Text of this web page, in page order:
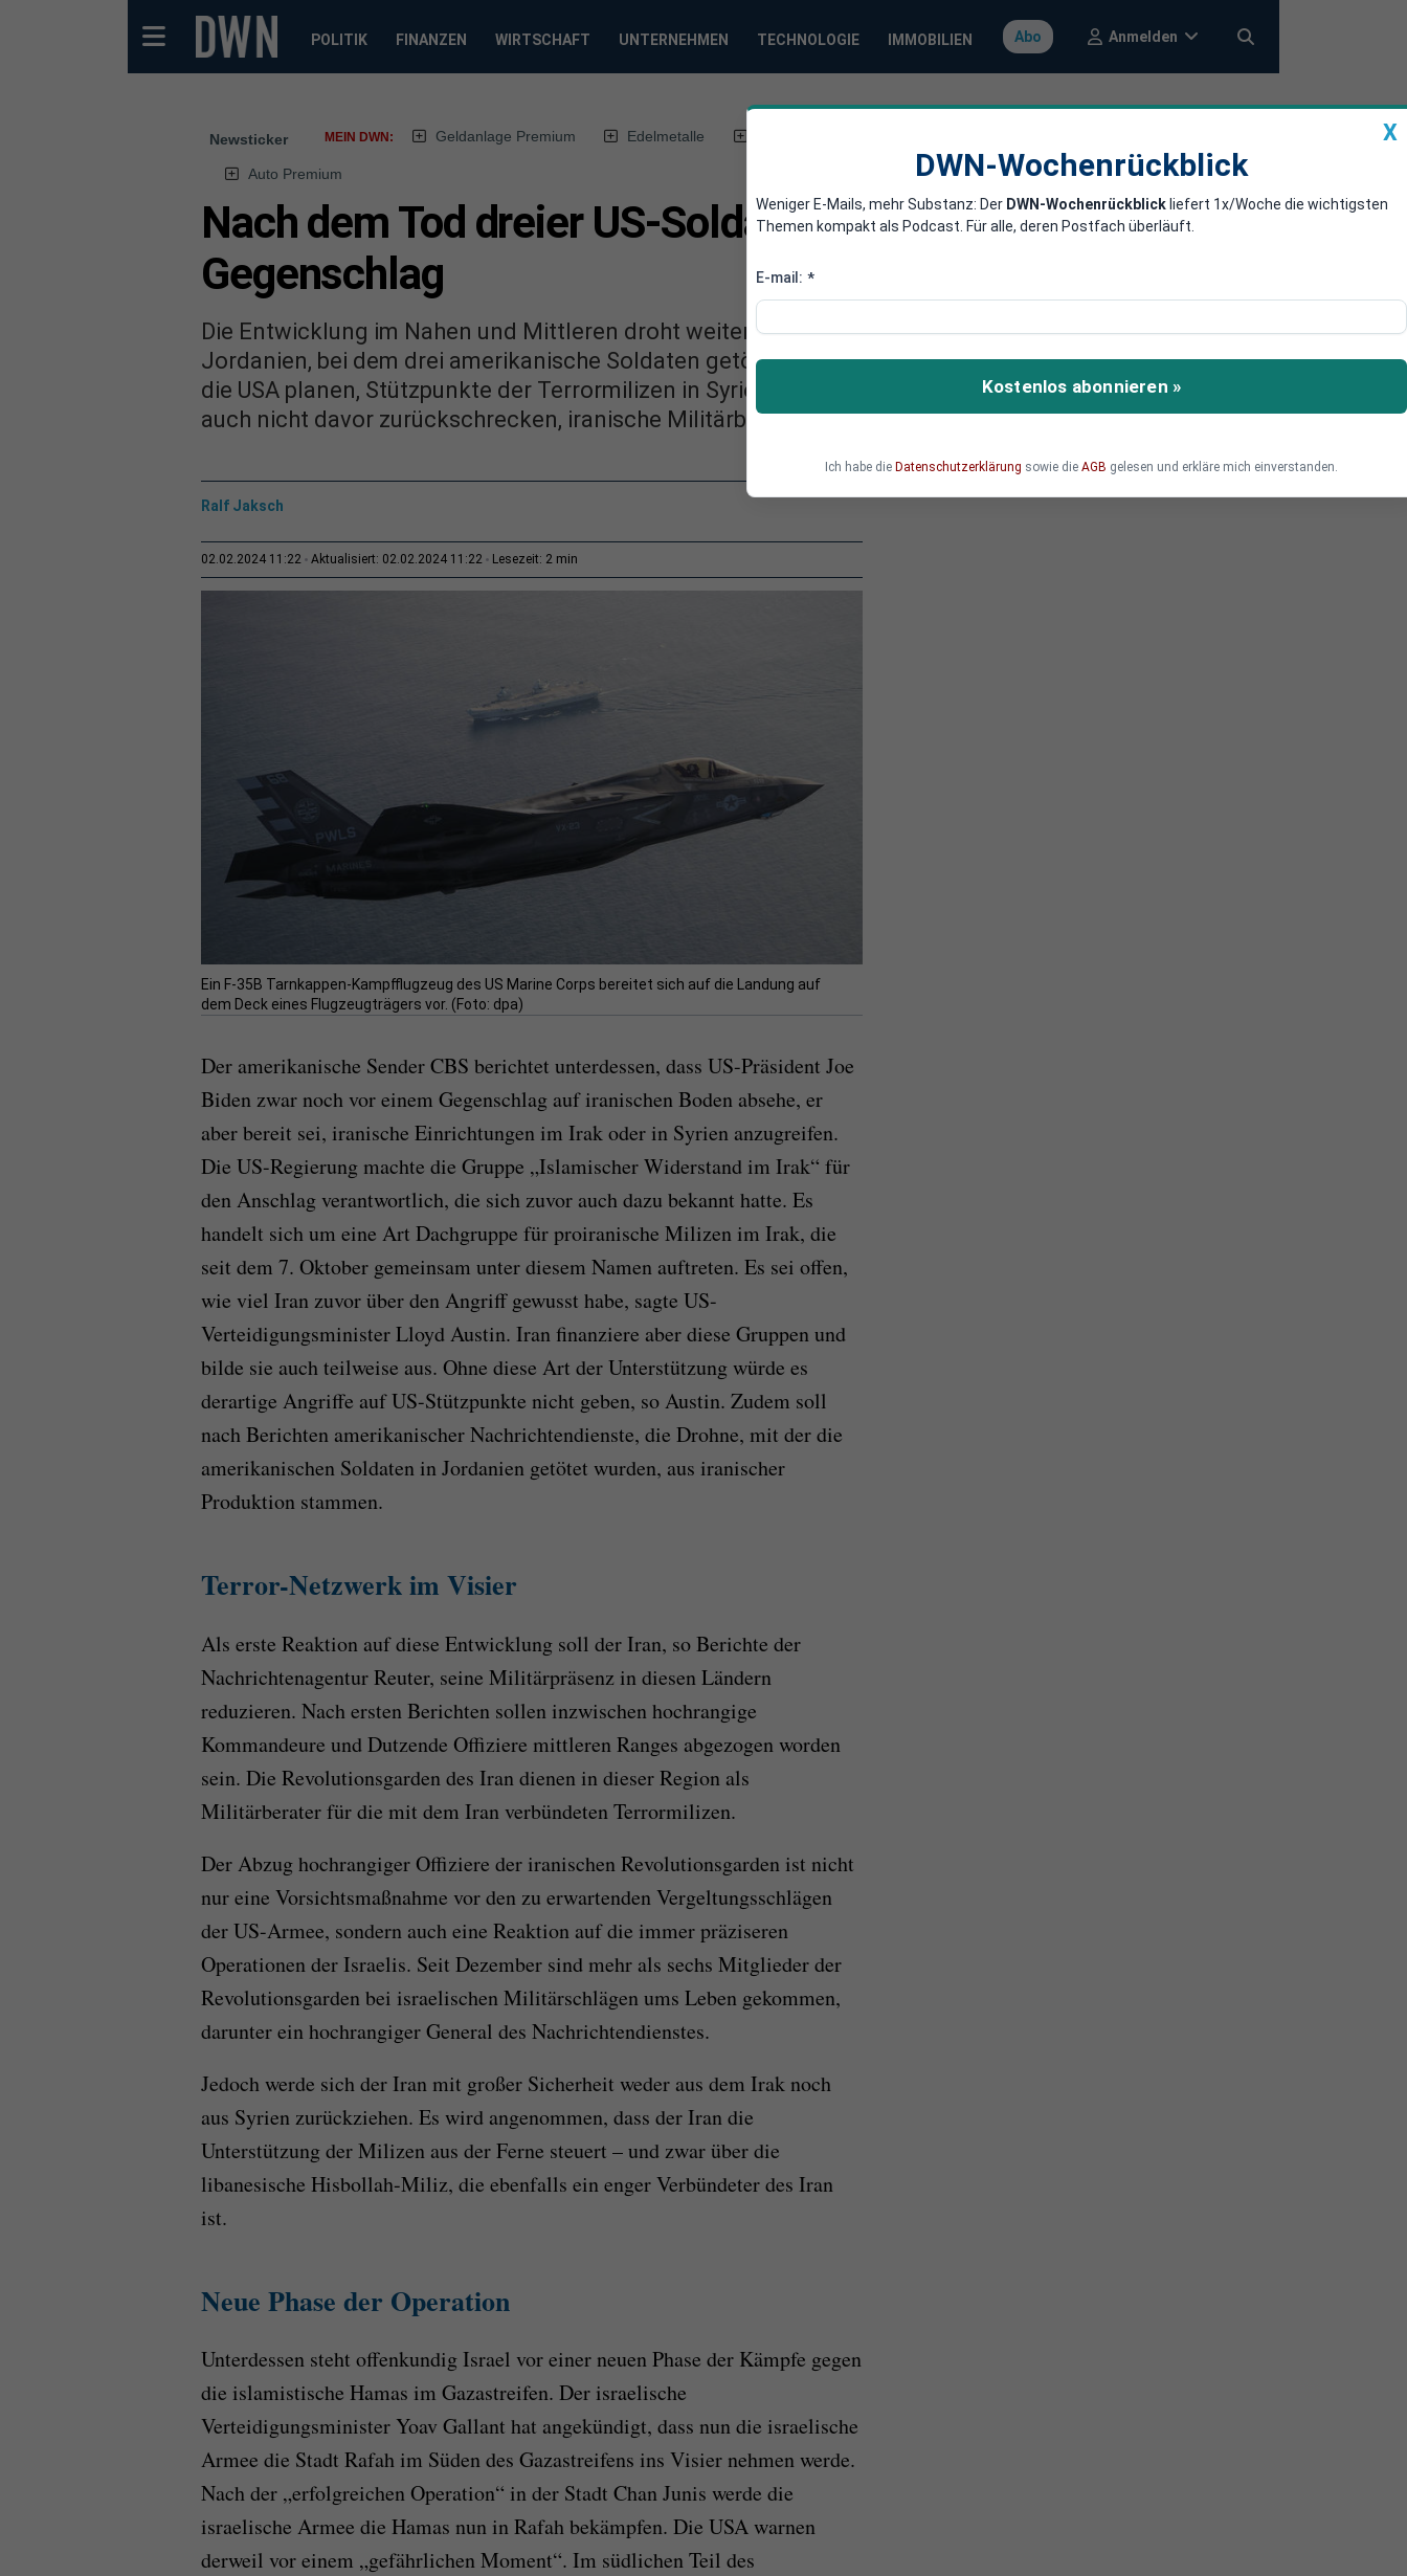
POLITIK FINANZEN WIRTSCHAFT UNTERNEHMEN TECHNOLOGIE IMMOBILIEN Abo Anmelden
Newsticker MEIN DWN: Geldanlage Premium Edelmetalle
Auto Premium
Nach dem Tod dreier US-Soldaten: USA planen
Gegenschlag
Die Entwicklung im Nahen und Mittleren droht weiter zu eskalieren. Nach dem Drohnenangriff in
Jordanien, bei dem drei amerikanische Soldaten getötet wurden, mehren sich Berichte, wonach
die USA planen, Stützpunkte der Terrormilizen in Syrien und Irak anzugreifen. Dabei werde man
auch nicht davor zurückschrecken, iranische Militärberater und ihre Einrichtungen anzugreifen.
Ralf Jaksch
02.02.2024 11:22 Aktualisiert: 02.02.2024 11:22 Lesezeit: 2 min
Ein F-35B Tarnkappen-Kampfflugzeug des US Marine Corps bereitet sich auf die Landung auf
dem Deck eines Flugzeugträgers vor. (Foto: dpa)
Der amerikanische Sender CBS berichtet unterdessen, dass US-Präsident Joe
Biden zwar noch vor einem Gegenschlag auf iranischen Boden absehe, er
aber bereit sei, iranische Einrichtungen im Irak oder in Syrien anzugreifen.
Die US-Regierung machte die Gruppe „Islamischer Widerstand im Irak“ für
den Anschlag verantwortlich, die sich zuvor auch dazu bekannt hatte. Es
handelt sich um eine Art Dachgruppe für proiranische Milizen im Irak, die
seit dem 7. Oktober gemeinsam unter diesem Namen auftreten. Es sei offen,
wie viel Iran zuvor über den Angriff gewusst habe, sagte US-
Verteidigungsminister Lloyd Austin. Iran finanziere aber diese Gruppen und
bilde sie auch teilweise aus. Ohne diese Art der Unterstützung würde es
derartige Angriffe auf US-Stützpunkte nicht geben, so Austin. Zudem soll
nach Berichten amerikanischer Nachrichtendienste, die Drohne, mit der die
amerikanischen Soldaten in Jordanien getötet wurden, aus iranischer
Produktion stammen.
Terror-Netzwerk im Visier
Als erste Reaktion auf diese Entwicklung soll der Iran, so Berichte der
Nachrichtenagentur Reuter, seine Militärpräsenz in diesen Ländern
reduzieren. Nach ersten Berichten sollen inzwischen hochrangige
Kommandeure und Dutzende Offiziere mittleren Ranges abgezogen worden
sein. Die Revolutionsgarden des Iran dienen in dieser Region als
Militärberater für die mit dem Iran verbündeten Terrormilizen.
Der Abzug hochrangiger Offiziere der iranischen Revolutionsgarden ist nicht
nur eine Vorsichtsmaßnahme vor den zu erwartenden Vergeltungsschlägen
der US-Armee, sondern auch eine Reaktion auf die immer präziseren
Operationen der Israelis. Seit Dezember sind mehr als sechs Mitglieder der
Revolutionsgarden bei israelischen Militärschlägen ums Leben gekommen,
darunter ein hochrangiger General des Nachrichtendienstes.
Jedoch werde sich der Iran mit großer Sicherheit weder aus dem Irak noch
aus Syrien zurückziehen. Es wird angenommen, dass der Iran die
Unterstützung der Milizen aus der Ferne steuert – und zwar über die
libanesische Hisbollah-Miliz, die ebenfalls ein enger Verbündeter des Iran
ist.
Neue Phase der Operation
Unterdessen steht offenkundig Israel vor einer neuen Phase der Kämpfe gegen
die islamistische Hamas im Gazastreifen. Der israelische
Verteidigungsminister Yoav Gallant hat angekündigt, dass nun die israelische
Armee die Stadt Rafah im Süden des Gazastreifens ins Visier nehmen werde.
Nach der „erfolgreichen Operation“ in der Stadt Chan Junis werde die
israelische Armee die Hamas nun in Rafah bekämpfen. Die USA warnen
derweil vor einem „gefährlichen Moment“. Im südlichen Teil des
X
DWN-Wochenrückblick
Weniger E-Mails, mehr Substanz: Der DWN-Wochenrückblick liefert 1x/Woche die wichtigsten
Themen kompakt als Podcast. Für alle, deren Postfach überläuft.
E-mail: *
Kostenlos abonnieren »
Ich habe die Datenschutzerklärung sowie die AGB gelesen und erkläre mich einverstanden.